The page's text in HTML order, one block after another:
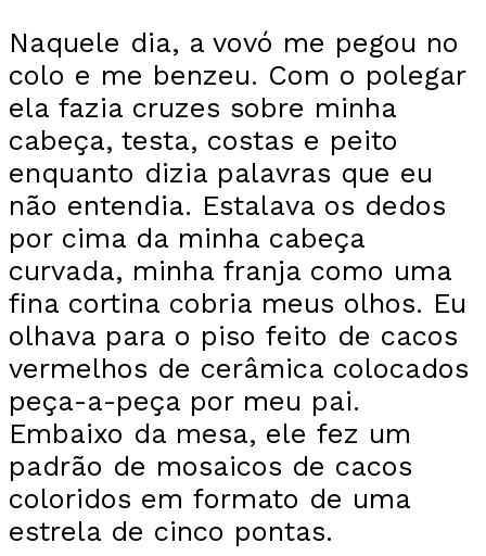
Naquele dia, a vovó me pegou no
colo e me benzeu. Com o polegar
ela fazia cruzes sobre minha
cabeça, testa, costas e peito
enquanto dizia palavras que eu
não entendia. Estalava os dedos
por cima da minha cabeça
curvada, minha franja como uma
fina cortina cobria meus olhos. Eu
olhava para o piso feito de cacos
vermelhos de cerâmica colocados
peça-a-peça por meu pai.
Embaixo da mesa, ele fez um
padrão de mosaicos de cacos
coloridos em formato de uma
estrela de cinco pontas.